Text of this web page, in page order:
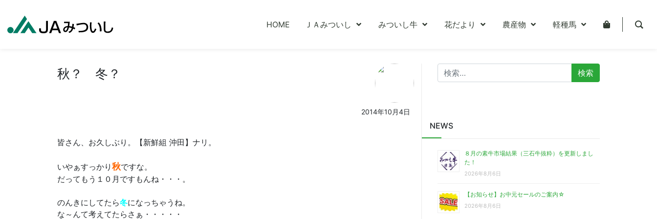
HOME ＪＡみついし みついし牛 花だより 農産物 軽種馬
秋？ 冬？
2014年10月4日
皆さん、お久しぶり。【新鮮組 沖田】ナリ。
いやぁすっかり 秋ですな。
だってもう１０月ですもんね・・・。
のんきにしてたら冬になっちゃうね。
な～んて考えてたらさぁ・・・・・
検
索:
NEWS
８月の素牛市場結果（三石牛抜粋）を更新しまし
た！
2026年8月6日
【お知らせ】お中元セールのご案内☆
2026年8月6日